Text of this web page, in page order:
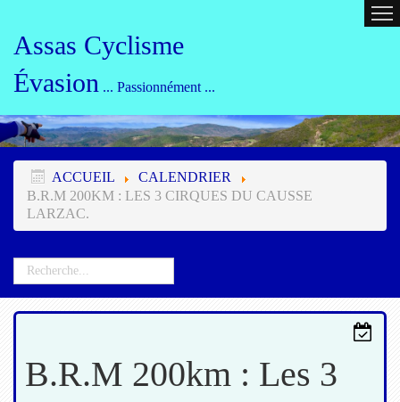
Assas Cyclisme
Évasion ... Passionnément ...
ACCUEIL
CALENDRIER
B.R.M 200KM : LES 3 CIRQUES DU CAUSSE
LARZAC.
B.R.M 200km : Les 3